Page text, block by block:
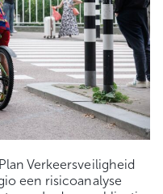
Verkeersveiligheid
een risicoanalyse